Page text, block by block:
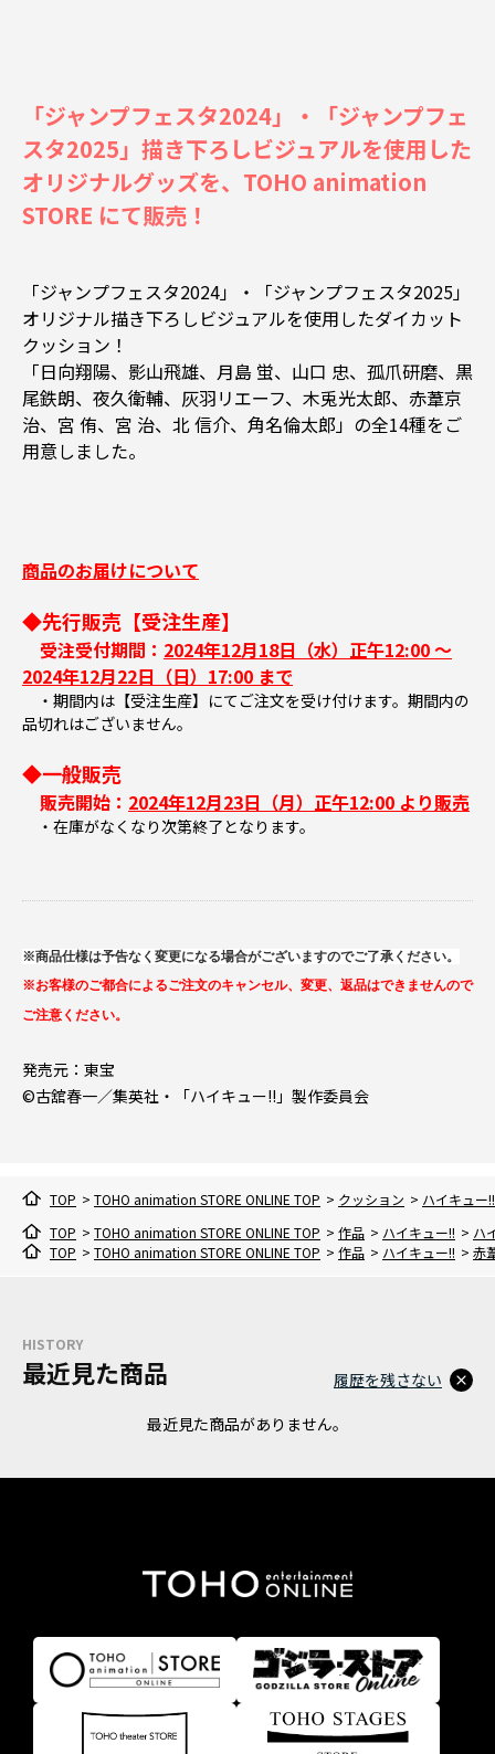
「ジャンプフェスタ2024」・「ジャンプフェ
スタ2025」描き下ろしビジュアルを使用した
オリジナルグッズを、TOHO animation
STORE にて販売！
「ジャンプフェスタ2024」・「ジャンプフェスタ2025」
オリジナル描き下ろしビジュアルを使用したダイカット
クッション！
「日向翔陽、影山飛雄、月島 蛍、山口 忠、孤爪研磨、黒
尾鉄朗、夜久衛輔、灰羽リエーフ、木兎光太郎、赤葦京
治、宮 侑、宮 治、北 信介、角名倫太郎」の全14種をご
用意しました。
商品のお届けについて
◆先行販売【受注生産】
受注受付期間： 2024年12月18日（水）正午12:00 ～
2024年12月22日（日）17:00 まで
・期間内は【受注生産】にてご注文を受け付けます。期間内の
品切れはございません。
◆一般販売
販売開始： 2024年12月23日（月）正午12:00 より販売
・在庫がなくなり次第終了となります。
※商品仕様は予告なく変更になる場合がございますのでご了承ください。
※お客様のご都合によるご注文のキャンセル、変更、返品はできませんので
ご注意ください。
発売元：東宝
©古舘春一／集英社・「ハイキュー!!」製作委員会
TOP > TOHO animation STORE ONLINE TOP > クッション > ハイキュー
TOP > TOHO animation STORE ONLINE TOP > 作品 > ハイキュー!! > ハ
TOP > TOHO animation STORE ONLINE TOP > 作品 > ハイキュー!! > 赤
HISTORY
最近見た商品
最近見た商品がありません。
履歴を残さない